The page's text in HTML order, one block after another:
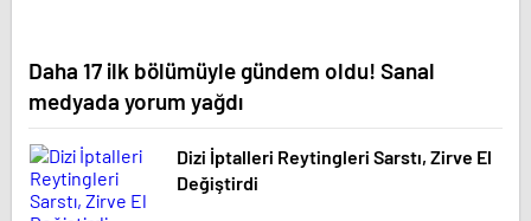
Daha 17 ilk bölümüyle gündem oldu! Sanal
medyada yorum yağdı
Dizi İptalleri Reytingleri Sarstı, Zirve El
Değiştirdi